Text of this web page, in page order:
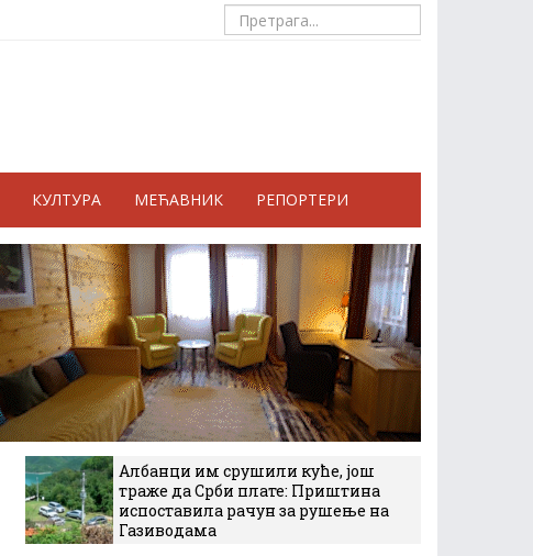
КУЛТУРА МЕЋАВНИК РЕПОРТЕРИ
Албанци им срушили куће, још
траже да Срби плате: Приштина
испоставила рачун за рушење на
Газиводама